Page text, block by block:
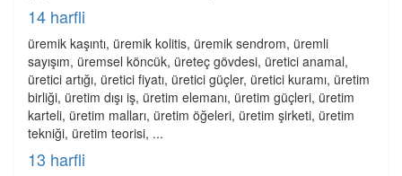
14 harfli
üremik kaşıntı, üremik kolitis, üremik sendrom, üremli
sayışım, üremsel köncük, üreteç gövdesi, üretici anamal,
üretici artığı, üretici fiyatı, üretici güçler, üretici kuramı, üretim
birliği, üretim dışı iş, üretim elemanı, üretim güçleri, üretim
karteli, üretim malları, üretim öğeleri, üretim şirketi, üretim
tekniği, üretim teorisi, ...
13 harfli